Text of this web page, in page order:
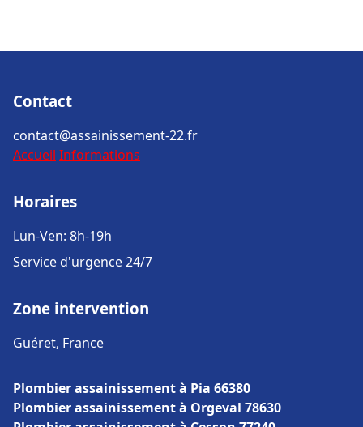
Contact
contact@assainissement-22.fr
Accueil Informations
Horaires
Lun-Ven: 8h-19h
Service d'urgence 24/7
Zone intervention
Guéret, France
Plombier assainissement à Pia 66380
Plombier assainissement à Orgeval 78630